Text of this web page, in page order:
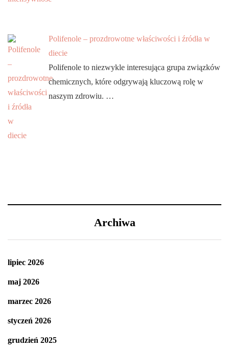
Polifenole – prozdrowotne właściwości i źródła w
diecie
Polifenole to niezwykle interesująca grupa związków
chemicznych, które odgrywają kluczową rolę w
naszym zdrowiu. …
Archiwa
lipiec 2026
maj 2026
marzec 2026
styczeń 2026
grudzień 2025